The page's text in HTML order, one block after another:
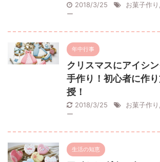
2018/3/25 お菓子作り
ー
年中行事
クリスマスにアイシ
手作り！初心者に作
授！
2018/3/25 お菓子作り
ー
生活の知恵